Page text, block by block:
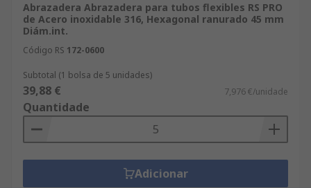
Abrazadera Abrazadera para tubos flexibles RS PRO
de Acero inoxidable 316, Hexagonal ranurado 45 mm
Diám.int.
Código RS 172-0600
Subtotal (1 bolsa de 5 unidades)
39,88 € 7,976 €/unidade
Quantidade
Adicionar